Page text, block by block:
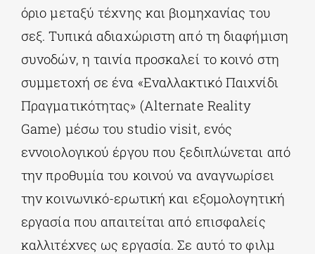
όριο μεταξύ τέχνης και βιομηχανίας του
σεξ. Τυπικά αδιαχώριστη από τη διαφήμιση
συνοδών, η ταινία προσκαλεί το κοινό στη
συμμετοχή σε ένα «Εναλλακτικό Παιχνίδι
Πραγματικότητας» (Alternate Reality
Game) μέσω του studio visit, ενός
εννοιολογικού έργου που ξεδιπλώνεται από
την προθυμία του κοινού να αναγνωρίσει
την κοινωνικό-ερωτική και εξομολογητική
εργασία που απαιτείται από επισφαλείς
καλλιτέχνες ως εργασία. Σε αυτό το φιλμ